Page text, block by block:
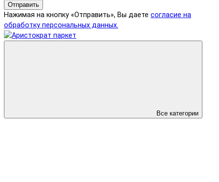
Отправить
Нажимая на кнопку «Отправить», Вы даете согласие на
обработку персональных данных.
Все категории